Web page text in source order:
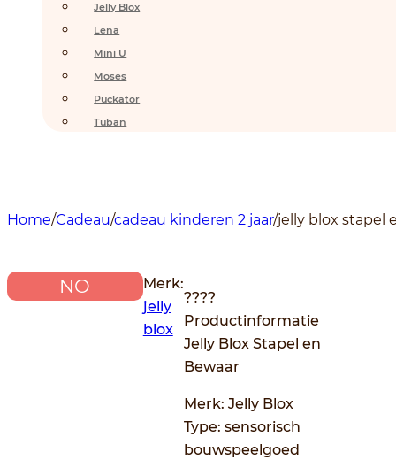
Jelly Blox
Lena
Mini U
Moses
Puckator
Tuban
Home/Cadeau/cadeau kinderen 2 jaar/jelly blox stapel
NO
Merk:
jelly
blox
????
Productinformatie
Jelly Blox Stapel en
Bewaar
Merk: Jelly Blox
Type: sensorisch
bouwspeelgoed